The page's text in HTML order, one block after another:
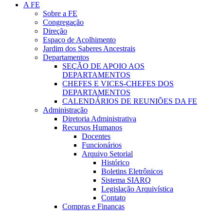
A FE
Sobre a FE
Congregação
Direção
Espaço de Acolhimento
Jardim dos Saberes Ancestrais
Departamentos
SEÇÃO DE APOIO AOS
DEPARTAMENTOS
CHEFES E VICES-CHEFES DOS
DEPARTAMENTOS
CALENDÁRIOS DE REUNIÕES DA FE
Administração
Diretoria Administrativa
Recursos Humanos
Docentes
Funcionários
Arquivo Setorial
Histórico
Boletins Eletrônicos
Sistema SIARQ
Legislação Arquivística
Contato
Compras e Finanças